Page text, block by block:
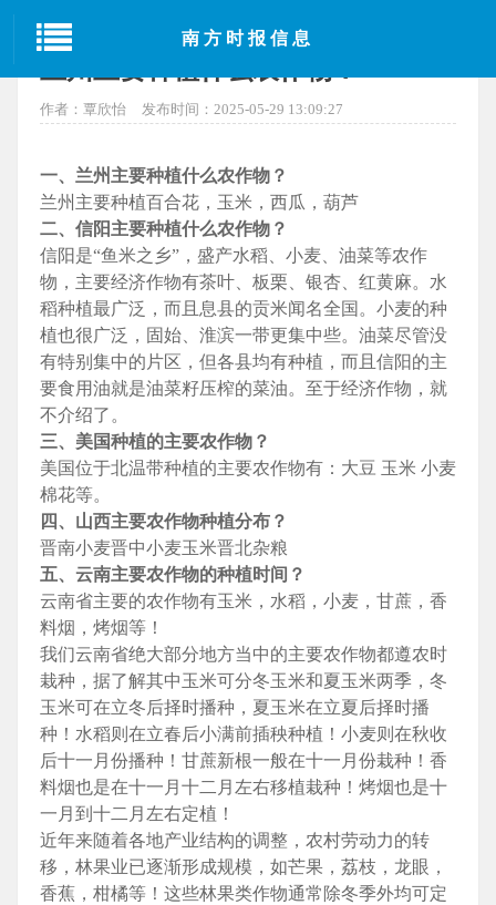
南方时报信息
当前位置：
作者：覃欣怡 发布时间：2025-05-29 13:09:27
一、兰州主要种植什么农作物？
兰州主要种植百合花，玉米，西瓜，葫芦
二、信阳主要种植什么农作物？
信阳是“鱼米之乡”，盛产水稻、小麦、油菜等农作
物，主要经济作物有茶叶、板栗、银杏、红黄麻。水
稻种植最广泛，而且息县的贡米闻名全国。小麦的种
植也很广泛，固始、淮滨一带更集中些。油菜尽管没
有特别集中的片区，但各县均有种植，而且信阳的主
要食用油就是油菜籽压榨的菜油。至于经济作物，就
不介绍了。
三、美国种植的主要农作物？
美国位于北温带种植的主要农作物有：大豆 玉米 小麦
棉花等。
四、山西主要农作物种植分布？
晋南小麦晋中小麦玉米晋北杂粮
五、云南主要农作物的种植时间？
云南省主要的农作物有玉米，水稻，小麦，甘蔗，香
料烟，烤烟等！
我们云南省绝大部分地方当中的主要农作物都遵农时
栽种，据了解其中玉米可分冬玉米和夏玉米两季，冬
玉米可在立冬后择时播种，夏玉米在立夏后择时播
种！水稻则在立春后小满前插秧种植！小麦则在秋收
后十一月份播种！甘蔗新根一般在十一月份栽种！香
料烟也是在十一月十二月左右移植栽种！烤烟也是十
一月到十二月左右定植！
近年来随着各地产业结构的调整，农村劳动力的转
移，林果业已逐渐形成规模，如芒果，荔枝，龙眼，
香蕉，柑橘等！这些林果类作物通常除冬季外均可定